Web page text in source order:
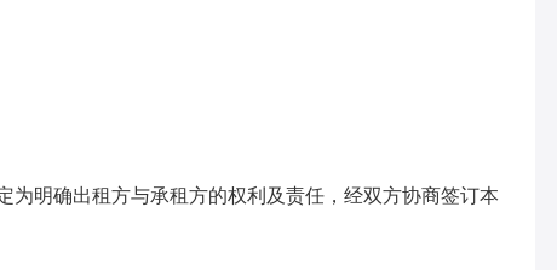
为明确出租方与承租方的权利及责任，经双方协商签订本